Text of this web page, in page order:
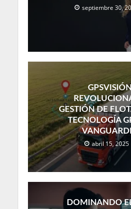
septiembre 30,
GESTIÓN DE
TECNOLOGÍA
abril 15, 2025
DOMINANDO